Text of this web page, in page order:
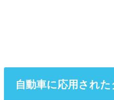
自動車に応用され